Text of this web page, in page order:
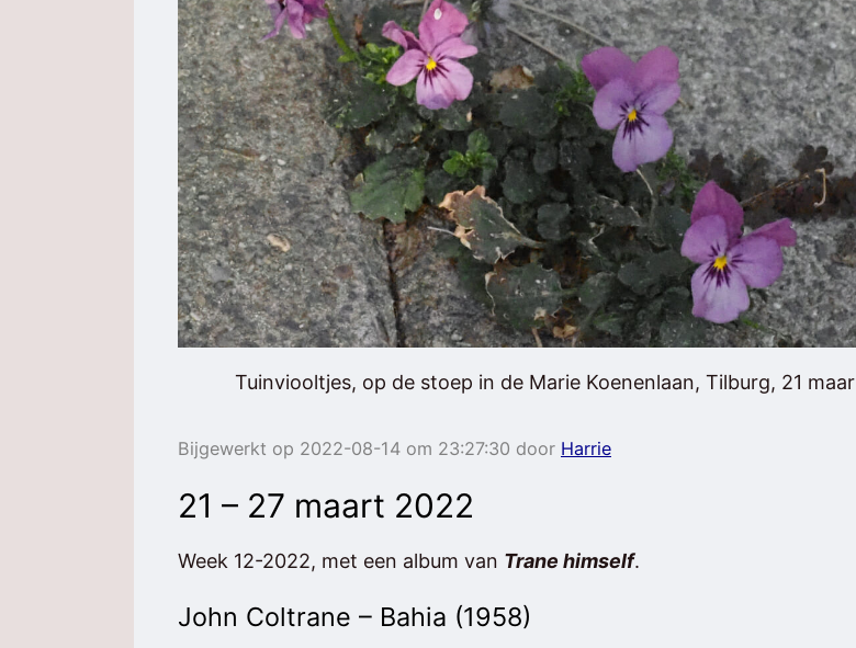
Tuinviooltjes, op de stoep in de Marie Koenenlaan, Tilburg, 21
Bijgewerkt op 2022-08-14 om 23:27:30 door Harrie
21 – 27 maart 2022
Week 12-2022, met een album van Trane himself.
John Coltrane – Bahia (1958)